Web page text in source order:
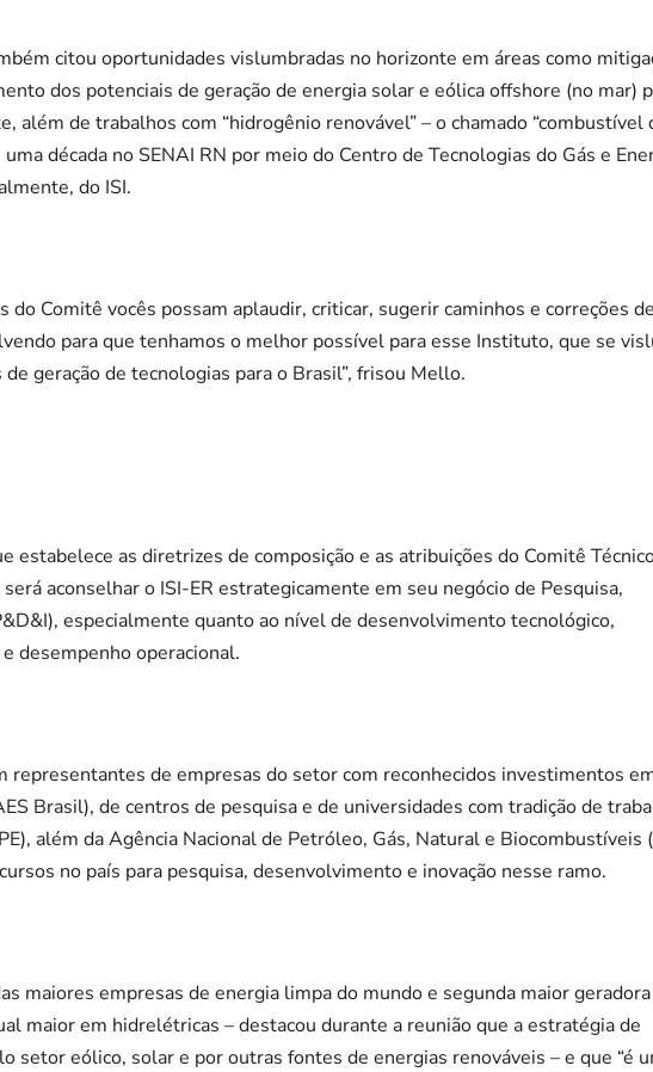
citou oportunidades vislumbradas no horizonte em áreas como
dos potenciais de geração de energia solar e eólica offshore (no mar)
além de trabalhos com “hidrogênio renovável” – o chamado “combustível
década no SENAI RN por meio do Centro de Tecnologias do Gás e
do ISI.
do Comitê vocês possam aplaudir, criticar, sugerir caminhos e correções
para que tenhamos o melhor possível para esse Instituto, que se
geração de tecnologias para o Brasil”, frisou Mello.
estabelece as diretrizes de composição e as atribuições do Comitê
aconselhar o ISI-ER estrategicamente em seu negócio de Pesquisa,
especialmente quanto ao nível de desenvolvimento tecnológico,
desempenho operacional.
representantes de empresas do setor com reconhecidos investimentos
Brasil), de centros de pesquisa e de universidades com tradição de
além da Agência Nacional de Petróleo, Gás, Natural e Biocombustíveis
no país para pesquisa, desenvolvimento e inovação nesse ramo.
maiores empresas de energia limpa do mundo e segunda maior
maior em hidrelétricas – destacou durante a reunião que a estratégia de
setor eólico, solar e por outras fontes de energias renováveis – e que “é